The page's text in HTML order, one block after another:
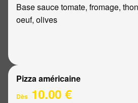
Base sauce tomate, fromage,
oeuf, olives
Pizza américaine
Dès 10.00 €